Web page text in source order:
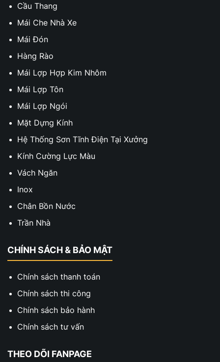
Cầu Thang
Mái Che Nhà Xe
Mái Đón
Hàng Rào
Mái Lợp Hợp Kim Nhôm
Mái Lợp Tôn
Mái Lợp Ngói
Mặt Dựng Kính
Hệ Thống Sơn Tĩnh Điện Tại Xưởng
Kính Cường Lực Màu
Vách Ngăn
Inox
Chân Bồn Nước
Trần Nhà
CHÍNH SÁCH & BẢO MẬT
Chính sách thanh toán
Chính sách thi công
Chính sách bảo hành
Chính sách tư vấn
THEO DÕI FANPAGE